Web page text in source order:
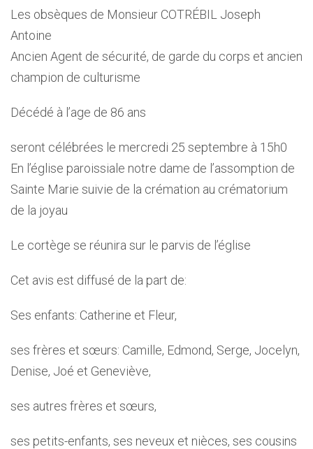
Les obsèques de Monsieur COTRÉBIL Joseph
Antoine
Ancien Agent de sécurité, de garde du corps et ancien
champion de culturisme
Décédé à l’age de 86 ans
seront célébrées le mercredi 25 septembre à 15h0
En l’église paroissiale notre dame de l’assomption de
Sainte Marie suivie de la crémation au crématorium
de la joyau
Le cortège se réunira sur le parvis de l’église
Cet avis est diffusé de la part de:
Ses enfants: Catherine et Fleur,
ses frères et sœurs: Camille, Edmond, Serge, Jocelyn,
Denise, Joé et Geneviève,
ses autres frères et sœurs,
ses petits-enfants, ses neveux et nièces, ses cousins